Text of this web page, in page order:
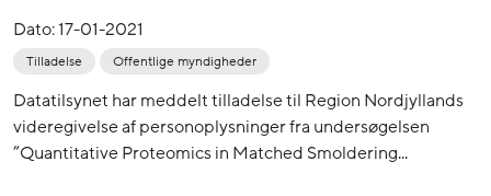
Dato:17-01-2021
Tilladelse Offentlige myndigheder
Datatilsynet har meddelt tilladelse til Region Nordjyllands
videregivelse af personoplysninger fra undersøgelsen
”Quantitative Proteomics in Matched Smoldering...